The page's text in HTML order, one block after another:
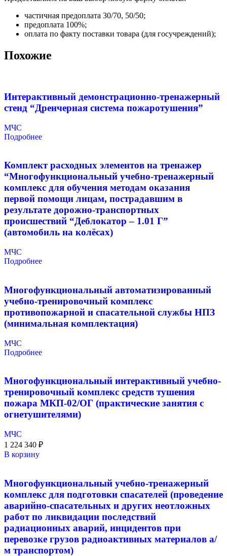
частичная предоплата 30/70, 50/50;
предоплата 100%;
оплата по факту поставки товара (для госучреждений);
Похожие
Интерактивный демонстрационно-тренажерный
стенд “Дренчерная система пожаротушения”
МЧС
Подробнее
Комплект расходных элементов на тренажер
“Многофункциональный учебно-тренажерный
комплекс для обучения методам оказания
первой помощи лицам, пострадавшим в
результате дорожно-транспортных
происшествий “Деблокатор – 1.01 Г”
(автомобиль на колёсах)
МЧС
Подробнее
Многофункциональный автоматизированный
учебно-тренировочный комплекс
противопожарной и спасательной службы НПЗ
(минимальная комплектация)
МЧС
Подробнее
Многофункциональный интерактивный учебно-
тренировочный комплекс средств тушения
пожара МКП-02/ОГ (практические занятия с
огнетушителями)
МЧС
1 224 340 ₽
В корзину
Многофункциональный учебно-тренажерный
комплекс для подготовки спасателей (проведение
аварийно-спасательных и других неотложных
работ по ликвидации последствий
радиационных аварий, инцидентов при
перевозке грузов радиоактивных материалов а/
м транспортом)